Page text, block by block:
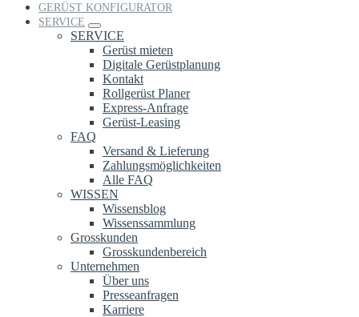
GERÜST KONFIGURATOR
SERVICE
SERVICE
Gerüst mieten
Digitale Gerüstplanung
Kontakt
Rollgerüst Planer
Express-Anfrage
Gerüst-Leasing
FAQ
Versand & Lieferung
Zahlungsmöglichkeiten
Alle FAQ
WISSEN
Wissensblog
Wissenssammlung
Grosskunden
Grosskundenbereich
Unternehmen
Über uns
Presseanfragen
Karriere